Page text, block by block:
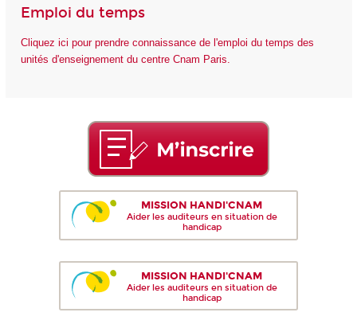
Emploi du temps
Cliquez ici pour prendre connaissance de l'emploi du temps des
unités d'enseignement du centre Cnam Paris.
MISSION HANDI'CNAM
Aider les auditeurs en situation de
handicap
MISSION HANDI'CNAM
Aider les auditeurs en situation de
handicap